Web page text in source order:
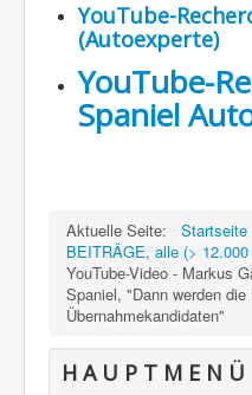
YouTube-
(Autoexperte)
YouTube-
Spaniel
Aktuelle Seite:
Startseite
BEITRÄGE, alle (>
YouTube-Video - Markus
Spaniel, "Dann werden die
Übernahmekandidaten"
H A U P T M E N Ü